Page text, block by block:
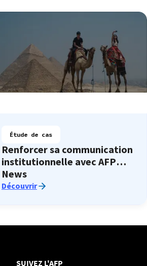
Étude de cas
Renforcer sa communication
institutionnelle avec AFP
News
Découvrir
SUIVEZ L'AFP